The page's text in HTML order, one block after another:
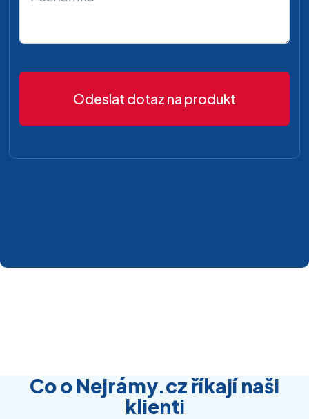
Odeslat dotaz na produkt
Co o Nejrámy.cz říkají naši
klienti